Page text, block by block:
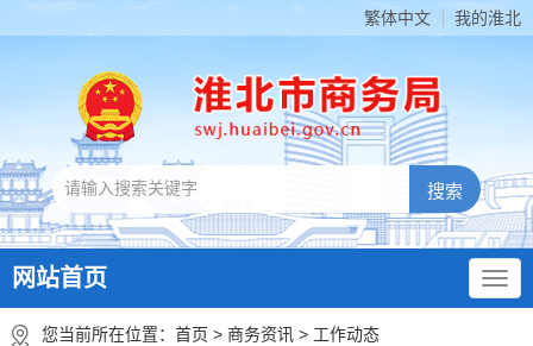
繁体中文 我的淮北
网站首页
您当前所在位置： 首页 > 商务资讯 > 工作动态